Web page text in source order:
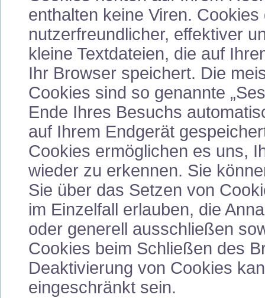
enthalten keine Viren.
nutzerfreundlicher, effektiver
kleine Textdateien, die auf
Ihr Browser speichert. Die
Cookies sind so genannte
Ende Ihres Besuchs
auf Ihrem Endgerät
Cookies ermöglichen es uns,
wieder zu erkennen. Sie
Sie über das Setzen von
im Einzelfall erlauben, die
oder generell ausschließen
Cookies beim Schließen des
Deaktivierung von Cookies
eingeschränkt sein.